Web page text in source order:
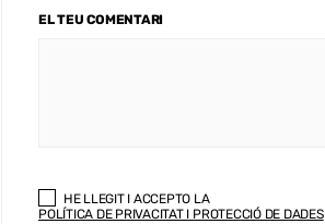
EL TEU COMENTARI
HE LLEGIT I ACCEPTO LA
POLÍTICA DE PRIVACITAT I PROTECCIÓ DE DADES